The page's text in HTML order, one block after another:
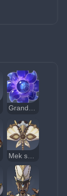
Grand Primus briseur luxuriant